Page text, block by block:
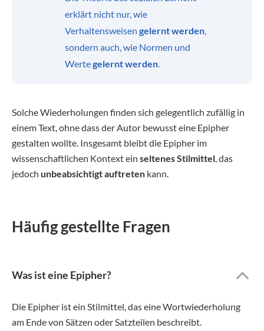
erklärt nicht nur, wie
Verhaltensweisen gelernt werden,
sondern auch, wie Normen und
Wertegelernt werden.
Solche Wiederholungen finden sich gelegentlich zufällig in
einem Text, ohne dass der Autor bewusst eine Epipher
gestalten wollte. Insgesamt bleibt die Epipher im
wissenschaftlichen Kontext ein seltenes Stilmittel, das
jedoch unbeabsichtigt auftreten kann.
Häufig gestellte Fragen
Was ist eine Epipher?
Die Epipher ist ein Stilmittel, das eine Wortwiederholung
am Ende von Sätzen oder Satzteilen beschreibt.